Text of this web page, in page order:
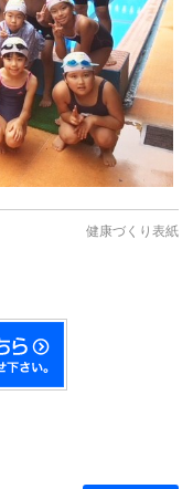
健康づくり表紙